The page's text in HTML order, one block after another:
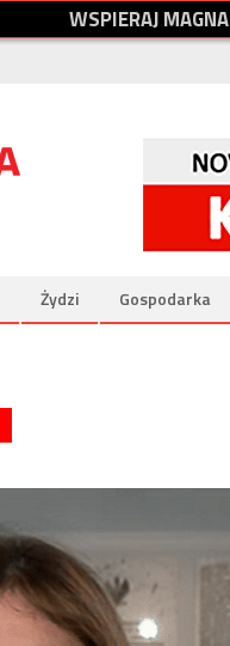
WSPIERAJMAGNA
Żydzi Gospodarka